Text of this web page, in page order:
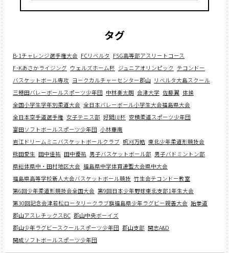
タグ
B-1チャレンジ選手権大会 FCリベルタ FSG高等部アスリートコース
F･Kあさかライジング ウェルズホーム杯 ジュニアオリンピック テコンドー
バスケットボール専攻 ヨークカルチャーセンター郡山 リベルタ大島スクール
三穂田バレーボールスポーツ少年団 中林奏太朗 会津大学 佐藤翼 体操
全国小学生学年別柔道大会 全日本バレーボール小学生大会福島県大会
全日本空手道選手権 女子テニス部 好間川杯 安積柔道スポーツ少年団
富田ソフトボールスポーツ少年団 小林華南
岩江ドリームミニバスケットボールクラブ 帆刈万皓 東北少年柔道形競技会
熊田愛生 田中佳祐 田中優祐 男子バスケットボール部 男子バドミントン部
県総体県中・田村地区大会 福島県中学体育連盟大会県中大会
福島県高等学校新人大会バスケットボール競技 竹生会テコンドー教室
第6回少年柔道形競技会全国大会 第9回日本少年野球東北支部1年生大会
第30回記念会津若松ロータリークラブ旗福島県少年ラグビー親善大会 跆拳道
郡山アスレチックスBC 郡山中央ボーイズ
郡山少年ラグビースクールスポーツ少年団 郡山支部 開志A&D
開成ソフトボールスポーツ少年団